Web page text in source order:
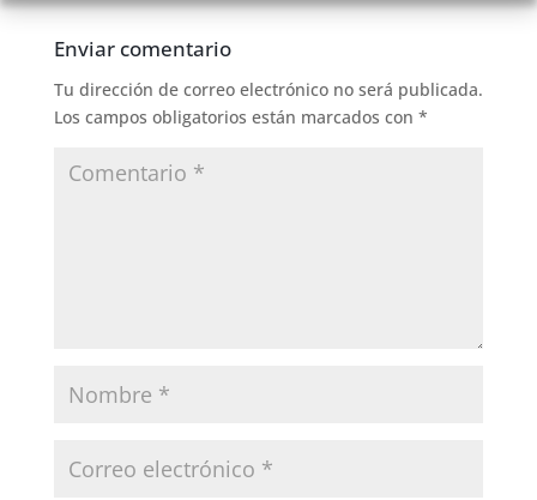
Enviar comentario
Tu dirección de correo electrónico no será publicada.
Los campos obligatorios están marcados con *